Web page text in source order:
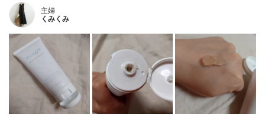
主婦
くみくみ